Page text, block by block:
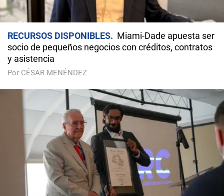
RECURSOS DISPONIBLES
Miami-Dade apuesta ser
socio de pequeños negocios con créditos, contratos
y asistencia
Por CÉSAR MENÉNDEZ